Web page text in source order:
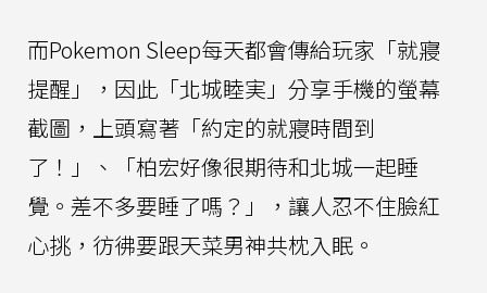
而Pokemon Sleep每天都會傳給玩家「就寢
提醒」，因此「北城睦実」分享手機的螢幕
截圖，上頭寫著「約定的就寢時間到
了！」、「柏宏好像很期待和北城一起睡
覺。差不多要睡了嗎？」，讓人忍不住臉紅
心挑，彷彿要跟天菜男神共枕入眠。